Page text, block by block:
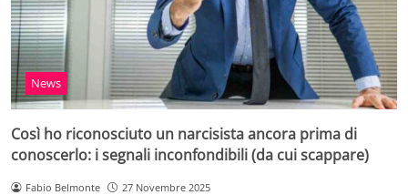
News
Così ho riconosciuto un narcisista ancora prima di
conoscerlo: i segnali inconfondibili (da cui scappare)
Fabio Belmonte 27 Novembre 2025